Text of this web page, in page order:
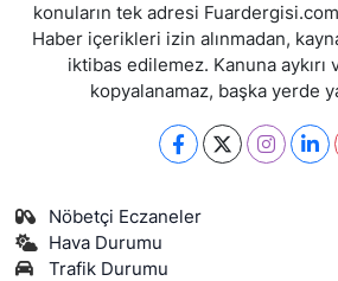
konuların tek adresi
Haber içerikleri izin alınmadan,
iktibas edilemez. Kanuna aykırı
kopyalanamaz, başka yerde
Nöbetçi Eczaneler
Hava Durumu
Trafik Durumu